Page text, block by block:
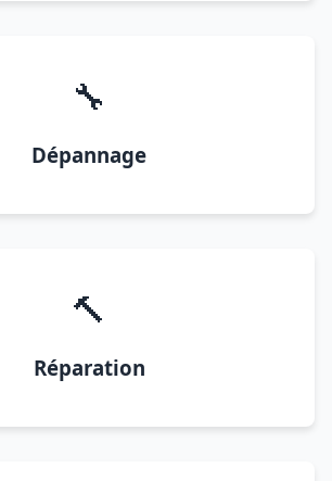
🔧
Dépannage
🔨
Réparation